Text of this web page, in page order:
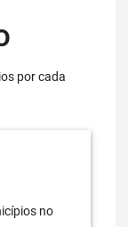
por cada
no